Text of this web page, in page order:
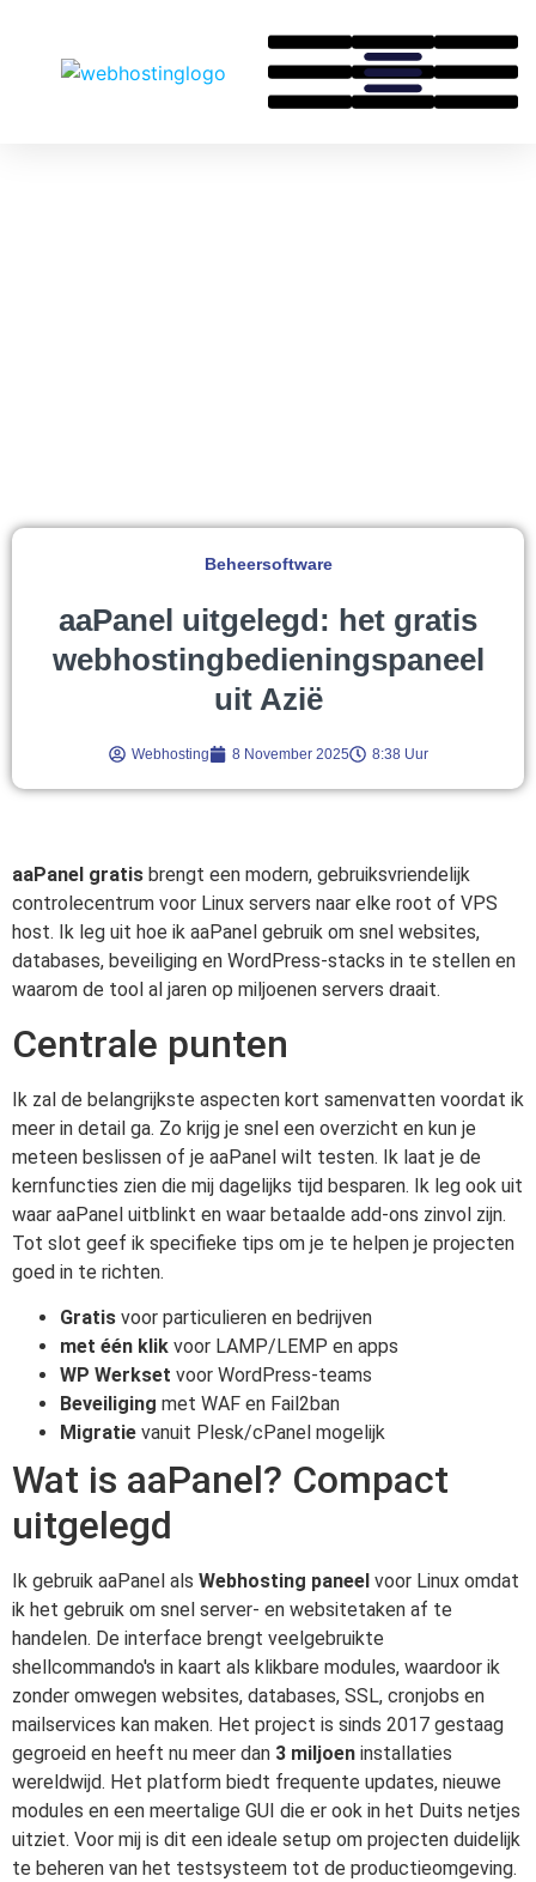
Beheersoftware
aaPanel uitgelegd: het gratis
webhostingbedieningspaneel
uit Azië
Webhosting 8 November 2025 8:38 Uur
aaPanel gratis brengt een modern, gebruiksvriendelijk
controlecentrum voor Linux servers naar elke root of VPS
host. Ik leg uit hoe ik aaPanel gebruik om snel websites,
databases, beveiliging en WordPress-stacks in te stellen en
waarom de tool al jaren op miljoenen servers draait.
Centrale punten
Ik zal de belangrijkste aspecten kort samenvatten voordat ik
meer in detail ga. Zo krijg je snel een overzicht en kun je
meteen beslissen of je aaPanel wilt testen. Ik laat je de
kernfuncties zien die mij dagelijks tijd besparen. Ik leg ook uit
waar aaPanel uitblinkt en waar betaalde add-ons zinvol zijn.
Tot slot geef ik specifieke tips om je te helpen je projecten
goed in te richten.
Gratis voor particulieren en bedrijven
met één klik voor LAMP/LEMP en apps
WP Werkset voor WordPress-teams
Beveiliging met WAF en Fail2ban
Migratie vanuit Plesk/cPanel mogelijk
Wat is aaPanel? Compact
uitgelegd
Ik gebruik aaPanel als Webhosting paneel voor Linux omdat
ik het gebruik om snel server- en websitetaken af te
handelen. De interface brengt veelgebruikte
shellcommando's in kaart als klikbare modules, waardoor ik
zonder omwegen websites, databases, SSL, cronjobs en
mailservices kan maken. Het project is sinds 2017 gestaag
gegroeid en heeft nu meer dan 3 miljoen installaties
wereldwijd. Het platform biedt frequente updates, nieuwe
modules en een meertalige GUI die er ook in het Duits netjes
uitziet. Voor mij is dit een ideale setup om projecten duidelijk
te beheren van het testsysteem tot de productieomgeving.